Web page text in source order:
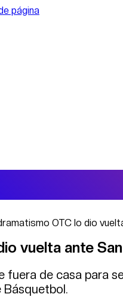
página
OTC lo dio
vuelta ante
fuera de casa para
Básquetbol.